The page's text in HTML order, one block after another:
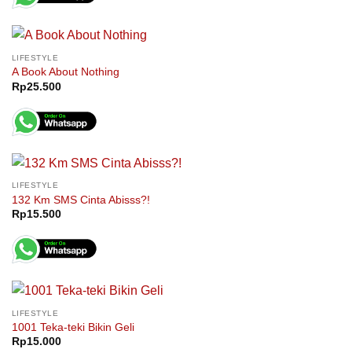
LIFESTYLE
A Book About Nothing
Rp25.500
LIFESTYLE
132 Km SMS Cinta Abisss?!
Rp15.500
LIFESTYLE
1001 Teka-teki Bikin Geli
Rp15.000